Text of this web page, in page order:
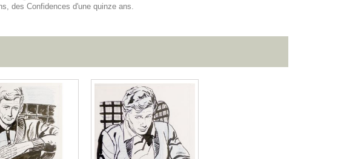
des Confidences d'une quinze ans.